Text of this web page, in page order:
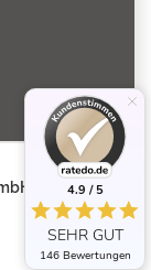
4.9 / 5
SEHR GUT
146 Bewertungen